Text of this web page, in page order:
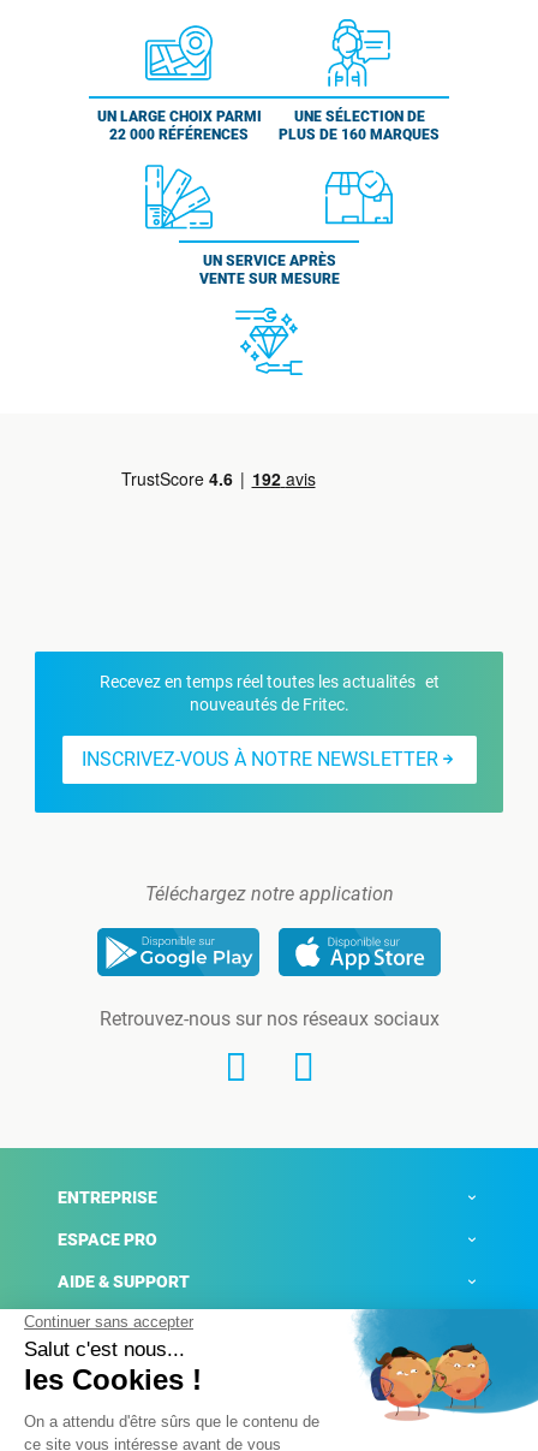
UN LARGE CHOIX PARMI
22 000 RÉFÉRENCES
UNE SÉLECTION DE
PLUS DE 160 MARQUES
UN SERVICE APRÈS
VENTE SUR MESURE
Recevez en temps réel toutes les actualités et
nouveautés de Fritec.
INSCRIVEZ-VOUS À NOTRE NEWSLETTER
Téléchargez notre application
Retrouvez-nous sur nos réseaux sociaux
ENTREPRISE
ESPACE PRO
AIDE & SUPPORT
ACTUALITÉS
Mentions légales